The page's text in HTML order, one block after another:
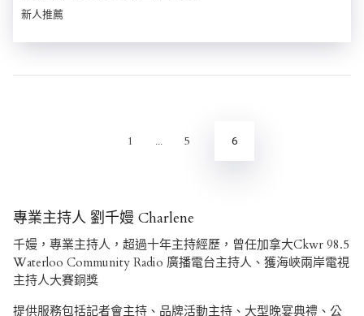
新人推薦
1 ... 5 6
專業主持人 劉千嫚 Charlene
千嫚，專業主持人，超過十年主持經歷，曾任加拿大Ckwr 98.5
Waterloo Community Radio 廣播電台主持人、獲海峽兩岸電視
主持人大賽銅獎
提供服務包括記者會主持、品牌活動主持、大型晚宴典禮、公